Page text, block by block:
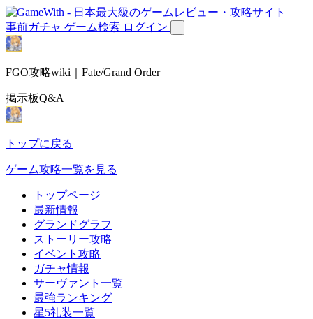
事前ガチャ ゲーム検索 ログイン
FGO攻略wiki｜Fate/Grand Order
掲示板Q&A
トップに戻る
ゲーム攻略一覧を見る
トップページ
最新情報
グランドグラフ
ストーリー攻略
イベント攻略
ガチャ情報
サーヴァント一覧
最強ランキング
星5礼装一覧